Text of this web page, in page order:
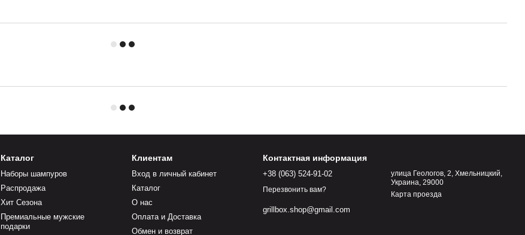
Каталог
Наборы шампуров
Распродажа
Хит Сезона
Премиальные мужские
подарки
Клиентам
Вход в личный кабинет
Каталог
О нас
Оплата и Доставка
Обмен и возврат
Контактная информация
+38 (063) 524-91-02
Перезвонить вам?
grillbox.shop@gmail.com
улица Геологов, 2, Хмельницкий,
Украина, 29000
Карта проезда